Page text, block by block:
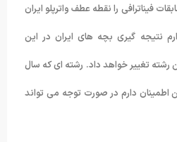
فیناترافی را نقطه عطف واترپلو ایران
نتیجه گیری بچه های ایران در این
رشته تغییر خواهد داد. رشته ای که سال
دارم در صورت توجه می تواند